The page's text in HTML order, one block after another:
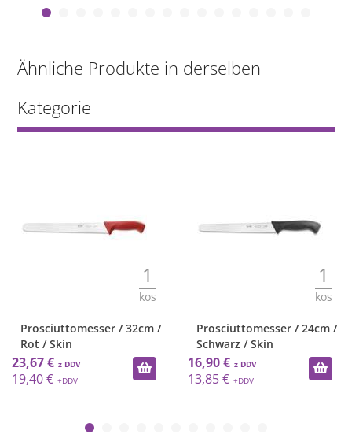
Ähnliche Produkte in derselben
Kategorie
/ 32cm /
Prosciuttomesser / 24cm /
Schwarz / Skin
16,90 €
13,85 €
22,06 €
18,08 €